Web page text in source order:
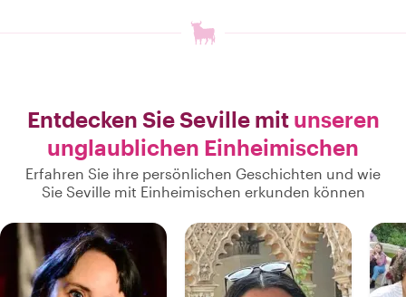
Entdecken Sie Seville mit unseren
unglaublichen Einheimischen
Erfahren Sie ihre persönlichen Geschichten und wie
Sie Seville mit Einheimischen erkunden können